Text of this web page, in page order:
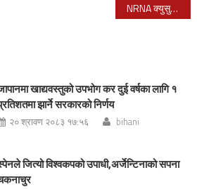
NRNA क्युसु जापानको अध्यक्षमा लामाको उम्मेदवार घोषणा
खाद्यवस्तुको उपभोग कर दुई वर्षका लागि १
झार्ने सरकारको निर्णय
२० श्रावण २०८३ १७:५६ bihani
जित्यो विश्वकपको उपाधी,अर्जेन्टिनाको सपना